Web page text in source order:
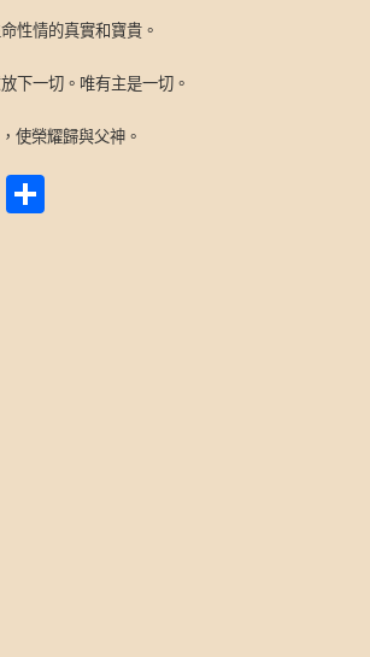
性情的真實和寶貴。
下一切。唯有主是一切。
使榮耀歸與父神。
Qzone